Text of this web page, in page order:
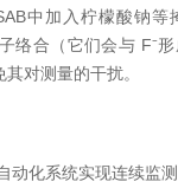
中加入柠檬酸钠等
络合（它们会与 F⁻
对测量的干扰。
动化系统实现连续监